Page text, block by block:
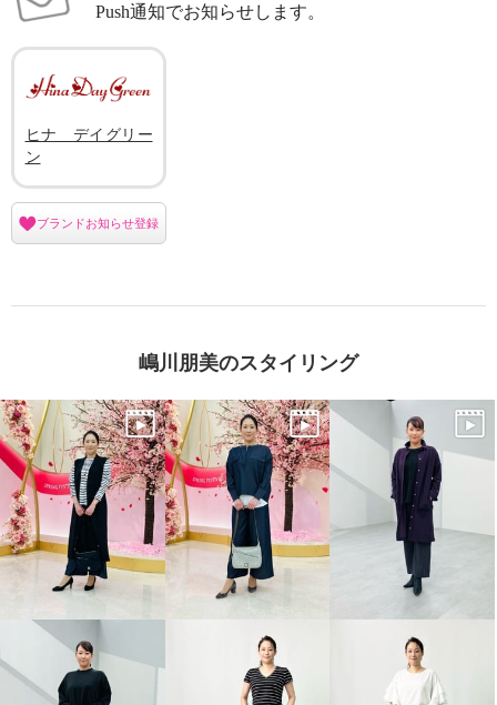
Push通知でお知らせします。
ヒナ デイグリー
ン
ブランドお知らせ登録
嶋川朋美のスタイリング